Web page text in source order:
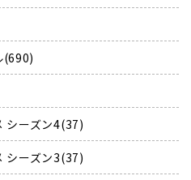
(690)
シーズン4(37)
シーズン3(37)